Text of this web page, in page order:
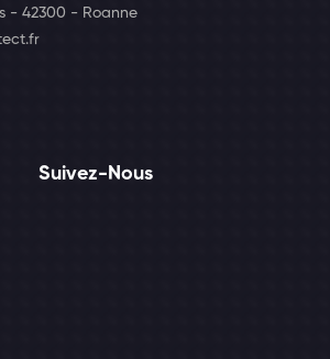
- 42300 - Roanne
Suivez-Nous